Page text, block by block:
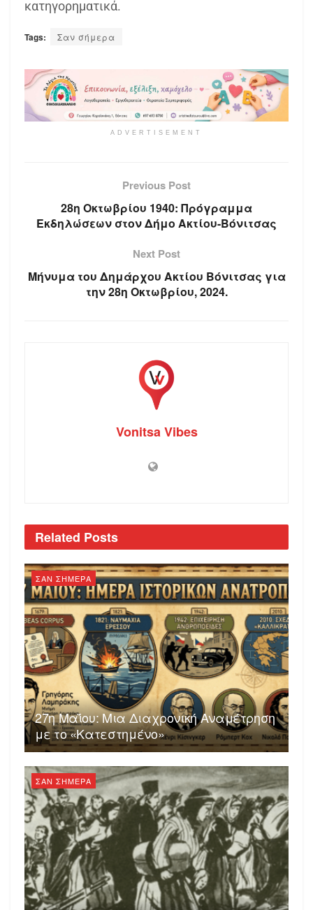
κατηγορηματικά.
Tags: Σαν σήμερα
ADVERTISEMENT
Previous Post
28η Οκτωβρίου 1940: Πρόγραμμα
Εκδηλώσεων στον Δήμο Ακτίου-Βόνιτσας
Next Post
Μήνυμα του Δημάρχου Ακτίου Βόνιτσας για
την 28η Οκτωβρίου, 2024.
Vonitsa Vibes
Related Posts
ΣΑΝ ΣΗΜΕΡΑ
27η Μαΐου: Μια Διαχρονική Αναμέτρηση
με το «Κατεστημένο»
ΣΑΝ ΣΗΜΕΡΑ